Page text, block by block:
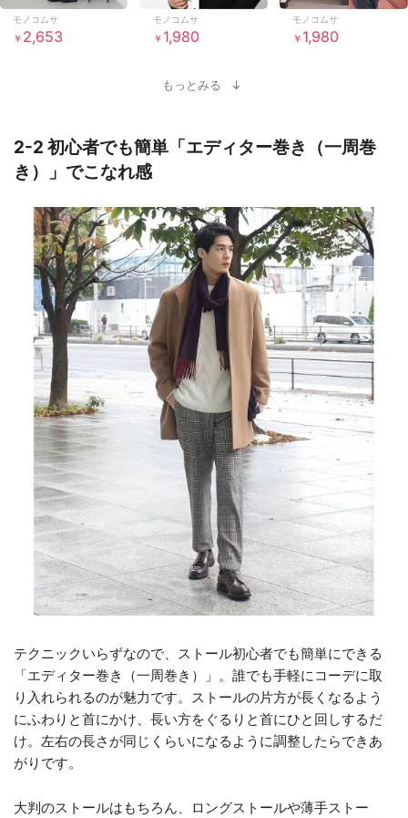
モノコムサ
￥ 2,653
モノコムサ
￥ 1,980
モノコムサ
￥ 1,980
もっとみる
2-2 初心者でも簡単「エディター巻き（一周巻
き）」でこなれ感
テクニックいらずなので、ストール初心者でも簡単にできる
「エディター巻き（一周巻き）」。誰でも手軽にコーデに取
り入れられるのが魅力です。ストールの片方が長くなるよう
にふわりと首にかけ、長い方をぐるりと首にひと回しするだ
け。左右の長さが同じくらいになるように調整したらできあ
がりです。
大判のストールはもちろん、ロングストールや薄手ストー